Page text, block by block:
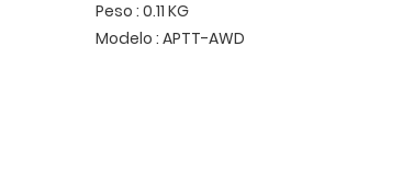
Peso : 0.11 KG
Modelo : APTT-AWD